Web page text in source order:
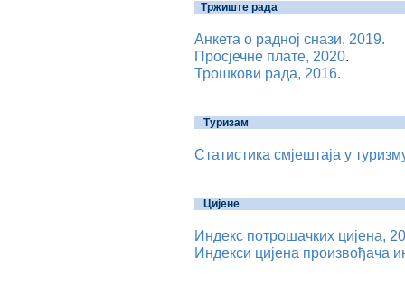
Тржиште рада
Анкета о радној снази, 2019.
Просјечне плате, 2020.
Трошкови рада, 2016.
Туризам
Статистика смјештаја у
Цијене
Индекс потрошачких цијена,
Индекси цијена произвођача